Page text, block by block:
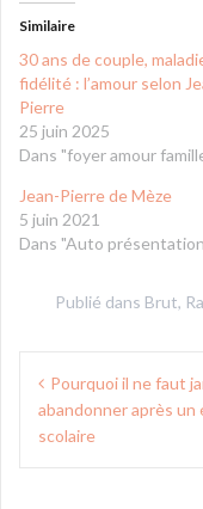
Similaire
30 ans de couple,
fidélité : l’amour selon
Pierre
25 juin 2025
Dans "foyer amour
Jean-Pierre de Mèze
5 juin 2021
Dans "Auto
Publié dans Brut,
Navigation
de
l’article
Pourquoi il ne faut
abandonner après un
scolaire